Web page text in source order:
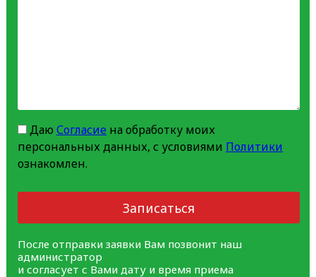
Даю Согласиена обработку моих
персональных данных, с условиями Политики
ознакомлен.
Записаться
После отправки заявки Вам позвонит наш
администратор
и согласует с Вами дату и время приема